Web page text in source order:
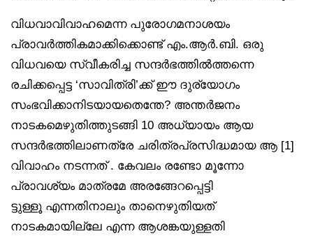
വിധവാവിവാഹമെന്ന പുരോഗമനാശയം
പ്രാവർത്തികമാക്കിക്കൊണ്ട് എം.ആർ.ബി. ഒരു
വിധവയെ സ്വീകരിച്ച സന്ദർഭത്തിൽത്തന്നെ
രചിക്കപ്പെട്ട ‘സാവിത്രി’ക്ക് ഈ ദുര്യോഗം
സംഭവിക്കാനിടയായതെന്തേ? അന്തർജനം
നാടകമെഴുതിത്തുടങ്ങി 10 അധ്യായം ആയ
സന്ദർഭത്തിലാണത്രേ ചരിത്രപ്രസിദ്ധമായ ആ [1]
വിവാഹം നടന്നത് . കേവലം രണ്ടോ മൂന്നോ
പ്രാവശ്യം മാത്രമേ അരങ്ങേറപ്പെട്ടി
ട്ടുള്ളൂ എന്നതിനാലും താനെഴുതിയത്
നാടകമായില്ലേ എന്ന ആശങ്കയുള്ളതി